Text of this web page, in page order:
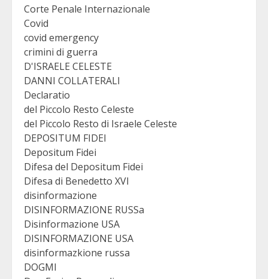
Corte Penale Internazionale
Covid
covid emergency
crimini di guerra
D'ISRAELE CELESTE
DANNI COLLATERALI
Declaratio
del Piccolo Resto Celeste
del Piccolo Resto di Israele Celeste
DEPOSITUM FIDEI
Depositum Fidei
Difesa del Depositum Fidei
Difesa di Benedetto XVI
disinformazione
DISINFORMAZIONE RUSSa
Disinformazione USA
DISINFORMAZIONE USA
disinformazkione russa
DOGMI